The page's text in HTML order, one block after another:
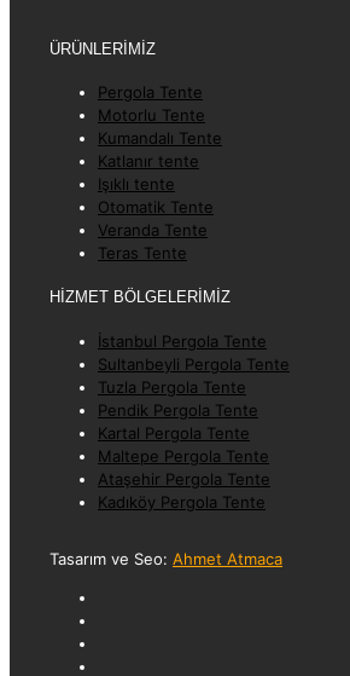
ÜRÜNLERİMİZ
Pergola Tente
Motorlu Tente
Kumandalı Tente
Katlanır tente
Işıklı tente
Otomatik Tente
Veranda Tente
Teras Tente
HİZMET BÖLGELERİMİZ
İstanbul Pergola Tente
Sultanbeyli Pergola Tente
Tuzla Pergola Tente
Pendik Pergola Tente
Kartal Pergola Tente
Maltepe Pergola Tente
Ataşehir Pergola Tente
Kadıköy Pergola Tente
Tasarım ve Seo: Ahmet Atmaca